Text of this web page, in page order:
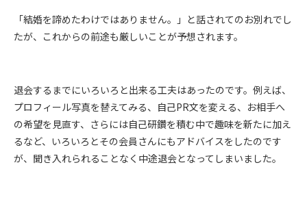
「結婚を諦めたわけではありません。」と話されてのお別れでし
たが、これからの前途も厳しいことが予想されます。
退会するまでにいろいろと出来る工夫はあったのです。例えば、
プロフィール写真を替えてみる、自己PR文を変える、お相手へ
の希望を見直す、さらには自己研鑽を積む中で趣味を新たに加え
るなど、いろいろとその会員さんにもアドバイスをしたのです
が、聞き入れられることなく中途退会となってしまいました。